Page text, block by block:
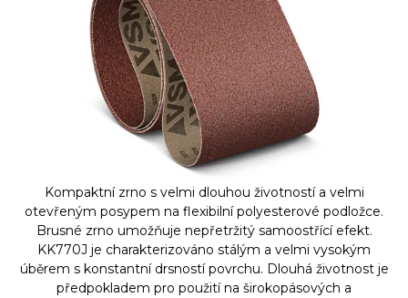
Kompaktní zrno s velmi dlouhou životností a velmi
otevřeným posypem na flexibilní polyesterové podložce.
Brusné zrno umožňuje nepřetržitý samoostřící efekt.
KK770J je charakterizováno stálým a velmi vysokým
úběrem s konstantní drsností povrchu. Dlouhá životnost je
předpokladem pro použití na širokopásových a